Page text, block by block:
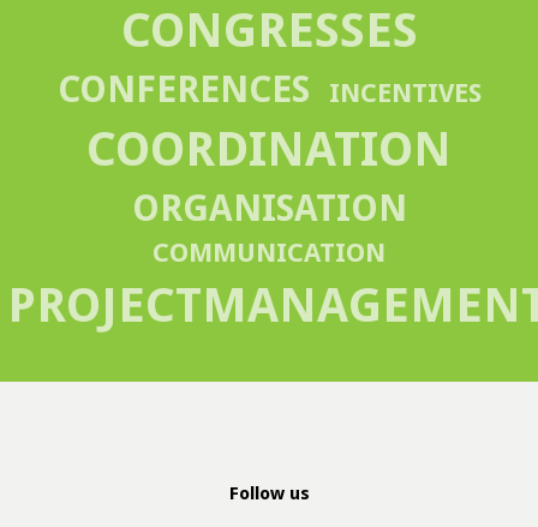
CONGRESSES
CONFERENCES INCENTIVES
COORDINATION
ORGANISATION
COMMUNICATION
Follow us